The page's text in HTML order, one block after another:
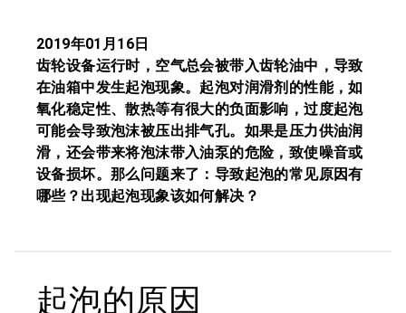
2019年01月16日
齿轮设备运行时，空气总会被带入齿轮油中，导致
在油箱中发生起泡现象。起泡对润滑剂的性能，如
氧化稳定性、散热等有很大的负面影响，过度起泡
可能会导致泡沫被压出排气孔。如果是压力供油润
滑，还会带来将泡沫带入油泵的危险，致使噪音或
设备损坏。那么问题来了：导致起泡的常见原因有
哪些？出现起泡现象该如何解决？
起泡的原因